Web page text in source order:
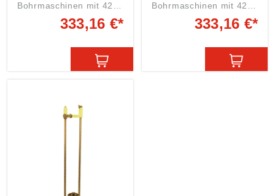
Bohrmaschinen mit 42
mm Eurohals • Stufenlos
einstellbarer
Spiralfeder zum
Bohrmaschine •
exakten Bohrerführung •
Bohrbuchsenteller für
Produktsicherheitsveror
dnung ((EU) 2023/998):
Famag Werkzeugfabrik
GmbH & Co. KG, Rather
Str. 29, 42855
333,16 €*
Bohrmaschinen mit 42
mm Eurohals • Stufenlos
einstellbarer
Spiralfeder zum
Bohrmaschine •
333,16 €*